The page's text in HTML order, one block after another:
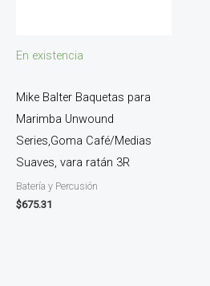
En existencia
Mike Balter Baquetas para
Marimba Unwound
Series,Goma Café/Medias
Suaves, vara ratán 3R
Batería y Percusión
$675.31